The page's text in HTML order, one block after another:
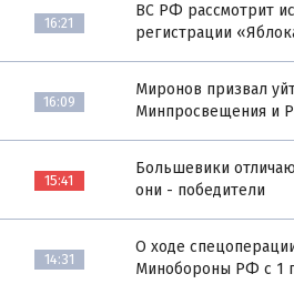
16:21
ВС РФ рассмотрит
регистрации
16:09
Миронов призвал
Минпросвещения и
15:41
Большевики
они - победители
14:31
О ходе
Минобороны РФ с 1